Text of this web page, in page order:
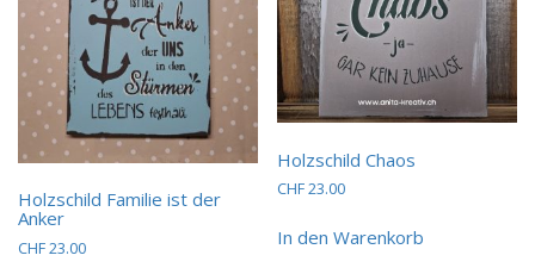
Holzschild Familie ist der
Anker
CHF23.00
Holzschild Chaos
CHF23.00
In den Warenkorb